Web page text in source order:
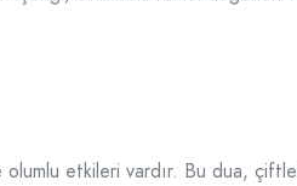
etkileri vardır. Bu dua,